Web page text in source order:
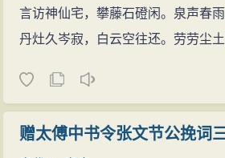
言访神仙宅，攀藤石磴闲。泉声春
丹灶久岑寂，白云空往还。劳劳尘
赠太傅中书令张文节公挽词